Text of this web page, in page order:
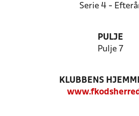
Serie 4 -
PULJE
Pulje 7
KLUBBENS